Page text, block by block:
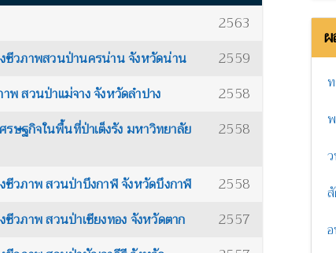
2563
ชีวภาพสวนป่านครน่าน จังหวัดน่าน 2559
พ สวนป่าแม่จาง จังหวัดลำปาง 2558
รษฐกิจในพื้นที่ป่าเต็งรัง มหาวิทยาลัย
2558
ชีวภาพ สวนป่าบึงกาฬ จังหวัดบึงกาฬ 2558
วภาพ สวนป่าเชียงทอง จังหวัดตาก 2557